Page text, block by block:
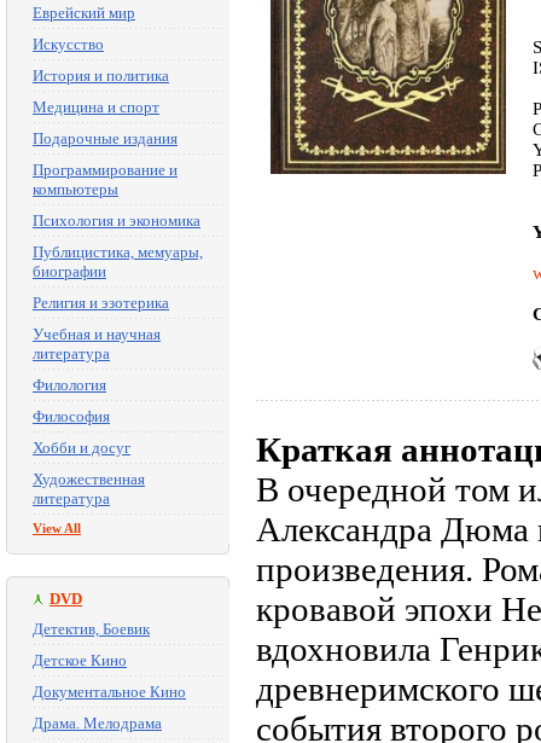
Еврейский мир
Искусство
История и политика
Медицина и спорт
Подарочные издания
Программирование и
компьютеры
Психология и экономика
Публицистика, мемуары,
биографии
Религия и эзотерика
Учебная и научная
литература
Филология
Философия
Хобби и досуг
Художественная
литература
View All
DVD
Детектив, Боевик
Детское Кино
Документальное Кино
Драма. Мелодрама
Краткая
В очередной том
Александра Дюма
произведения.
кровавой эпохи
вдохновила
древнеримского
события второго